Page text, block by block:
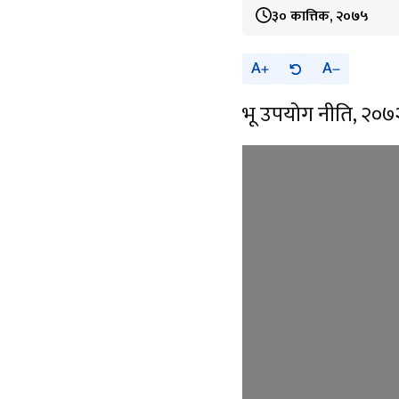
३० कात्तिक, २०७५
A A
भू उपयोग नीति,